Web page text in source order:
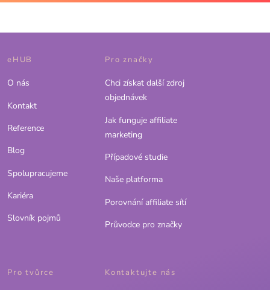
eHUB
O nás
Kontakt
Reference
Blog
Spolupracujeme
Kariéra
Slovník pojmů
Pro značky
Chci získat další zdroj
objednávek
Jak funguje affiliate
marketing
Případové studie
Naše platforma
Porovnání affiliate sítí
Průvodce pro značky
Pro tvůrce Kontaktujte nás